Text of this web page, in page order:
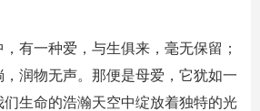
有一种爱，与生俱来，毫无保留；
润物无声。那便是母爱，它犹如一
生命的浩瀚天空中绽放着独特的光